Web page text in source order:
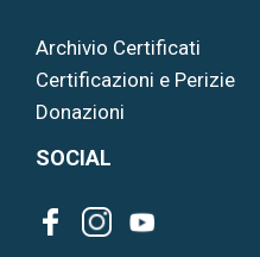
Archivio Certificati
Certificazioni e Perizie
Donazioni
SOCIAL